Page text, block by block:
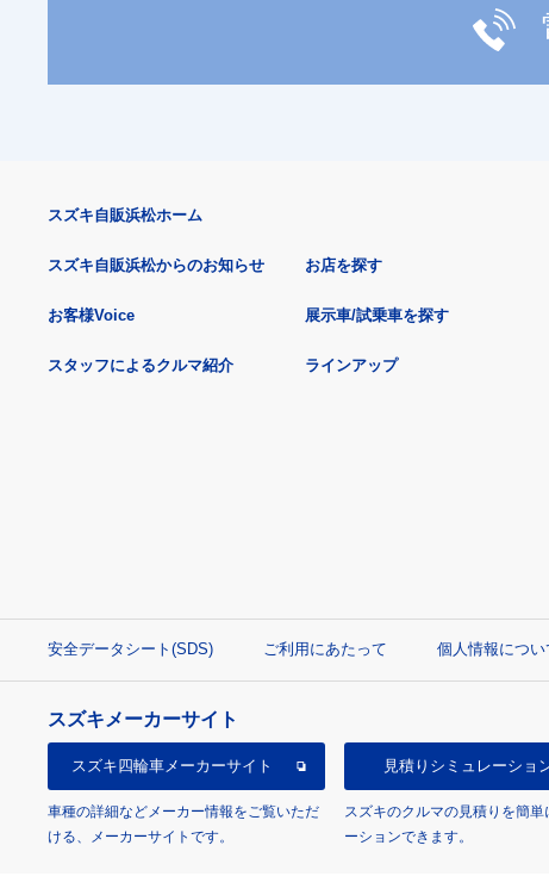
スズキ自販浜松ホーム
スズキ自販浜松からのお知らせ
お客様Voice
スタッフによるクルマ紹介
お店を探す
展示車/試乗車を探す
ラインアップ
安全データシート(SDS) ご利用にあたって 個人情報につい
スズキメーカーサイト
スズキ四輪車メーカーサイト
車種の詳細などメーカー情報をご覧いただ
ける、メーカーサイトです。
見積り シミュレーショ
スズキのクルマの見積りを簡単
ーションできます。